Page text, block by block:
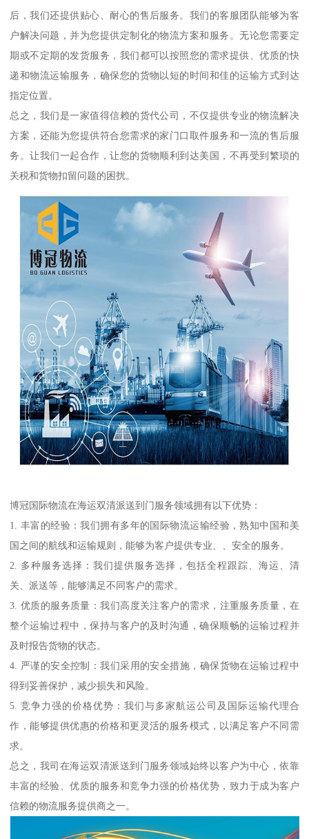
后，我们还提供贴心、耐心的售后服务。我们的客服团队能够为客
户解决问题，并为您提供定制化的物流方案和服务。无论您需要定
期或不定期的发货服务，我们都可以按照您的需求提供、优质的快
递和物流运输服务，确保您的货物以短的时间和佳的运输方式到达
指定位置。
总之，我们是一家值得信赖的货代公司，不仅提供专业的物流解决
方案，还能为您提供符合您需求的家门口取件服务和一流的售后服
务。让我们一起合作，让您的货物顺利到达美国，不再受到繁琐的
关税和货物扣留问题的困扰。
博冠国际物流在海运双清派送到门服务领域拥有以下优势：
1. 丰富的经验：我们拥有多年的国际物流运输经验，熟知中国和美
国之间的航线和运输规则，能够为客户提供专业、、安全的服务。
2. 多种服务选择：我们提供服务选择，包括全程跟踪、海运、清
关、派送等，能够满足不同客户的需求。
3. 优质的服务质量：我们高度关注客户的需求，注重服务质量，在
整个运输过程中，保持与客户的及时沟通，确保顺畅的运输过程并
及时报告货物的状态。
4. 严谨的安全控制：我们采用的安全措施，确保货物在运输过程中
得到妥善保护，减少损失和风险。
5. 竞争力强的价格优势：我们与多家航运公司及国际运输代理合
作，能够提供优惠的价格和更灵活的服务模式，以满足客户不同需
求。
总之，我司在海运双清派送到门服务领域始终以客户为中心，依靠
丰富的经验、优质的服务和竞争力强的价格优势，致力于成为客户
信赖的物流服务提供商之一。